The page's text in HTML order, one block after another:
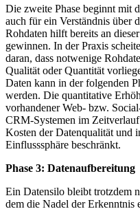
Die zweite Phase beginnt mit
auch für ein Verständnis über
Rohdaten hilft bereits an
gewinnen. In der Praxis
daran, dass notwenige
Qualität oder Quantität
Daten kann in der folgenden
werden. Die quantitative
vorhandener Web- bzw.
CRM-Systemen im
Kosten der Datenqualität und
Einflusssphäre beschränkt.
Phase 3: Datenaufbereitung
Ein Datensilo bleibt trotzdem
dem die Nadel der Erkenntnis